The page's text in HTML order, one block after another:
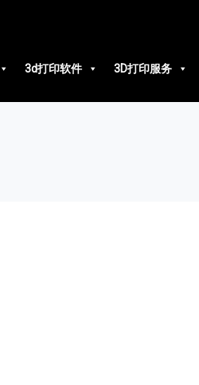
3d打印软件 3D打印服务